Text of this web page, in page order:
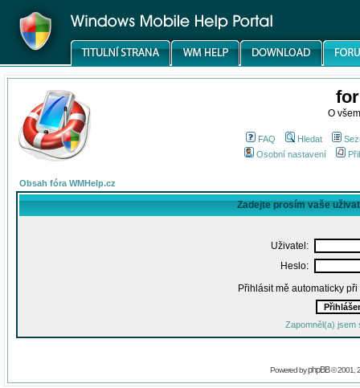
O
FAQ Hledat
Osobní nastavení
Obsah fóra WMHelp.cz
Zadejte prosím vaše
Uživatel:
Heslo:
Přihlásit mě automaticky
Zapomněl(a) jsem
Powered byphpBB© 2001,